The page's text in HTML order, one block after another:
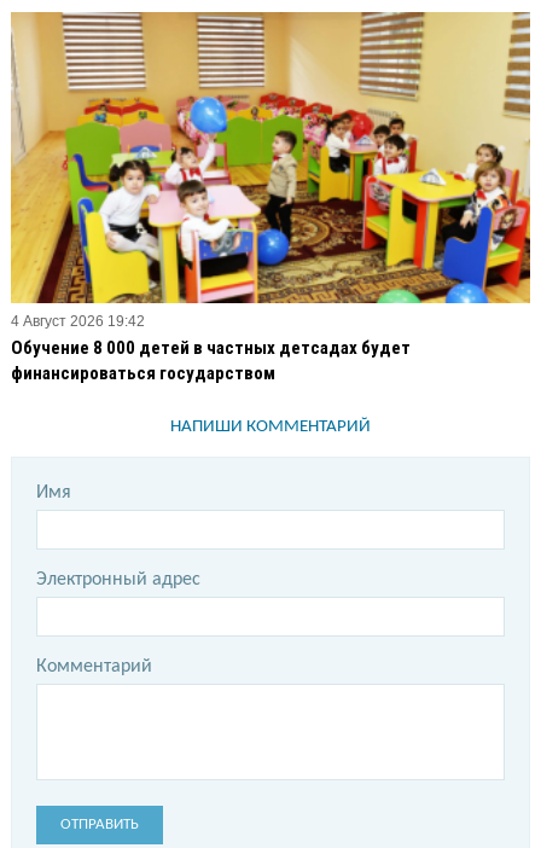
4 Август 2026 19:42
Обучение 8 000 детей в частных детсадах будет
финансироваться государством
НАПИШИ КОММЕНТАРИЙ
Имя
Электронный адрес
Комментарий
ОТПРАВИТЬ